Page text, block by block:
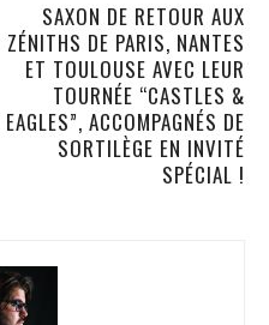
SAXON DE RETOUR AUX
ZÉNITHS DE PARIS, NANTES
ET TOULOUSE AVEC LEUR
TOURNÉE “CASTLES &
EAGLES”, ACCOMPAGNÉS DE
SORTILÈGE EN INVITÉ
SPÉCIAL !